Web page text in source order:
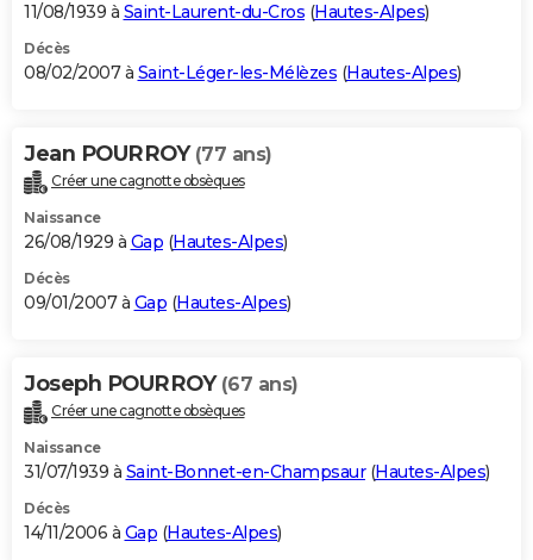
11/08/1939 à Saint-Laurent-du-Cros (Hautes-Alpes)
Décès
08/02/2007 à Saint-Léger-les-Mélèzes (Hautes-Alpes)
Jean POURROY (77 ans)
Créer une cagnotte obsèques
Naissance
26/08/1929 à Gap (Hautes-Alpes)
Décès
09/01/2007 à Gap (Hautes-Alpes)
Joseph POURROY (67 ans)
Créer une cagnotte obsèques
Naissance
31/07/1939 à Saint-Bonnet-en-Champsaur(Hautes-Alpes)
Décès
14/11/2006 à Gap (Hautes-Alpes)